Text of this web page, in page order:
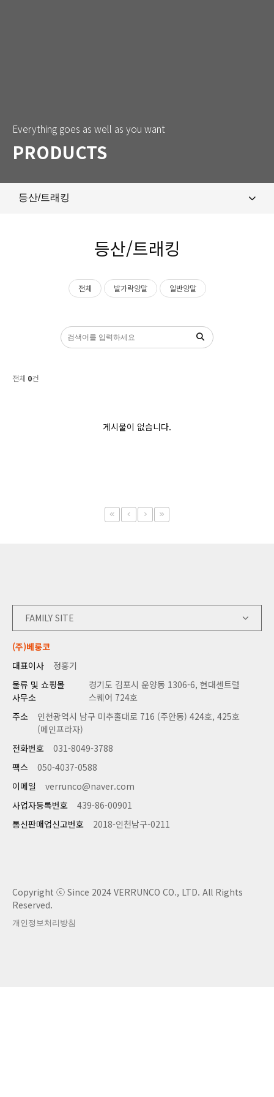
Everything goes as well as you want
PRODUCTS
등산/트래킹
마라톤/러닝
등산/트래킹
요가/필라테스
등산/트래킹
전체 발가락양말 일반양말
전체 0건
게시물이 없습니다.
FAMILY SITE
(주)베룽코
대표이사
정홍기
물류 및 쇼핑몰
사무소
경기도 김포시 운양동 1306-6, 현대센트럴
스퀘어 724호
주소
인천광역시 남구 미추홀대로 716 (주안동) 424호, 425호
(메인프라자)
전화번호
031-8049-3788
팩스
050-4037-0588
이메일
verrunco@naver.com
사업자등록번호
439-86-00901
통신판매업신고번호
2018-인천남구-0211
Copyright ⓒ Since 2024 VERRUNCO CO., LTD. All Rights
Reserved.
개인정보처리방침